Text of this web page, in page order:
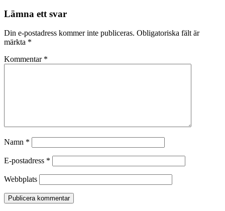
Lämna ett svar
Din e-postadress kommer inte publiceras. Obligatoriska fält är
märkta *
Kommentar *
Namn *
E-postadress *
Webbplats